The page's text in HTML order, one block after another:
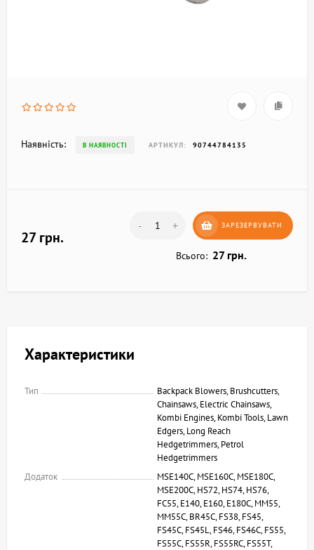
Наявність: В НАЯВНОСТІ АРТИКУЛ: 90744784135
27 грн.
- + ЗАРЕЗЕРВУВАТИ
Всього: 27 грн.
Характеристики
Тип
Backpack Blowers, Brushcutters,
Chainsaws, Electric Chainsaws,
Kombi Engines, Kombi Tools, Lawn
Edgers, Long Reach
Hedgetrimmers, Petrol
Hedgetrimmers
Додаток
MSE140C, MSE160C, MSE180C,
MSE200C, HS72, HS74, HS76,
FC55, E140, E160, E180C, MM55,
MM55C, BR45C, FS38, FS45,
FS45C, FS45L, FS46, FS46C, FS55,
FS55C, FS55R, FS55RC, FS55T,